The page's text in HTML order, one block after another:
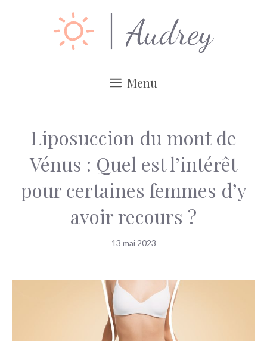
Menu
Liposuccion du mont de
Vénus : Quel est l’intérêt
pour certaines femmes d’y
avoir recours ?
13 mai 2023